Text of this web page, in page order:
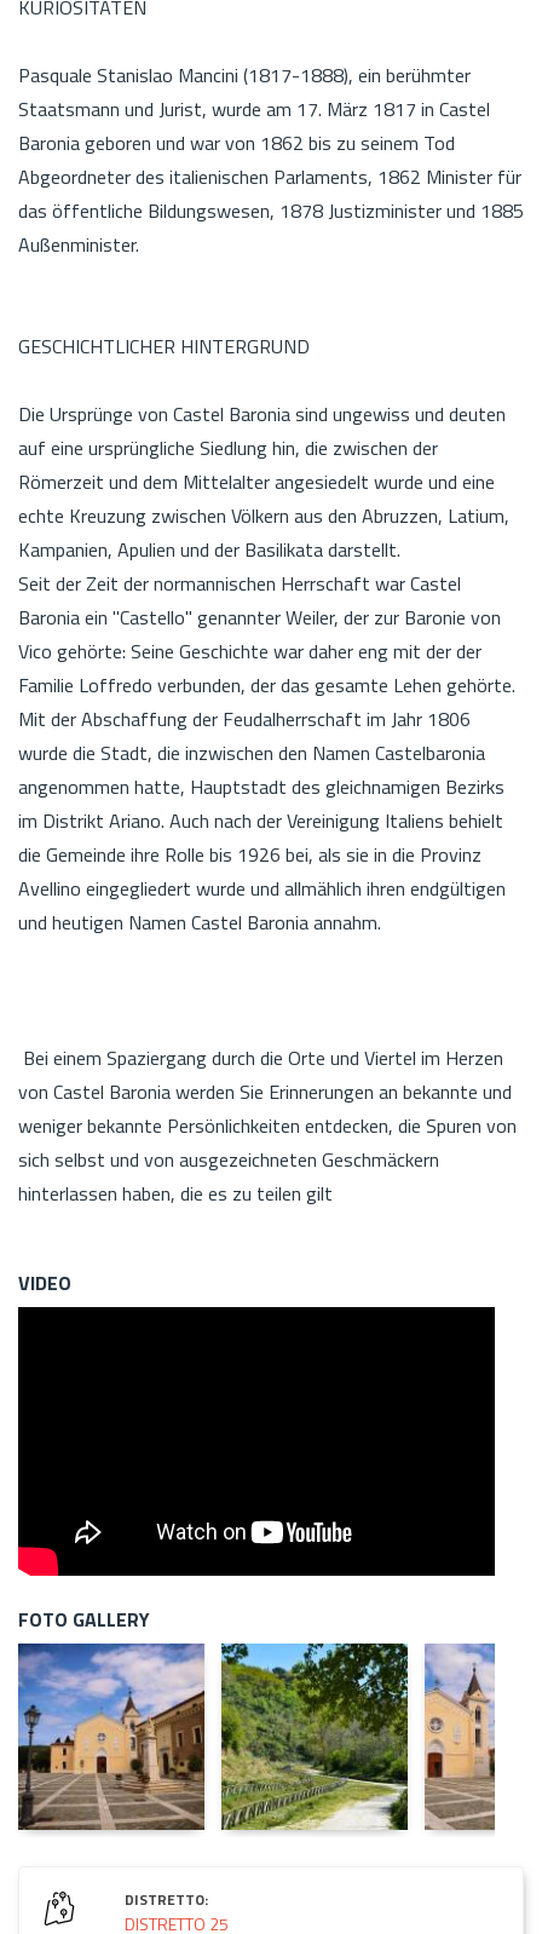
KURIOSITÄTEN
Pasquale Stanislao Mancini (1817-1888), ein berühmter
Staatsmann und Jurist, wurde am 17. März 1817 in Castel
Baronia geboren und war von 1862 bis zu seinem Tod
Abgeordneter des italienischen Parlaments, 1862 Minister für
das öffentliche Bildungswesen, 1878 Justizminister und 1885
Außenminister.
GESCHICHTLICHER HINTERGRUND
Die Ursprünge von Castel Baronia sind ungewiss und deuten
auf eine ursprüngliche Siedlung hin, die zwischen der
Römerzeit und dem Mittelalter angesiedelt wurde und eine
echte Kreuzung zwischen Völkern aus den Abruzzen, Latium,
Kampanien, Apulien und der Basilikata darstellt.
Seit der Zeit der normannischen Herrschaft war Castel
Baronia ein "Castello" genannter Weiler, der zur Baronie von
Vico gehörte: Seine Geschichte war daher eng mit der der
Familie Loffredo verbunden, der das gesamte Lehen gehörte.
Mit der Abschaffung der Feudalherrschaft im Jahr 1806
wurde die Stadt, die inzwischen den Namen Castelbaronia
angenommen hatte, Hauptstadt des gleichnamigen Bezirks
im Distrikt Ariano. Auch nach der Vereinigung Italiens behielt
die Gemeinde ihre Rolle bis 1926 bei, als sie in die Provinz
Avellino eingegliedert wurde und allmählich ihren endgültigen
und heutigen Namen Castel Baronia annahm.
Bei einem Spaziergang durch die Orte und Viertel im Herzen
von Castel Baronia werden Sie Erinnerungen an bekannte und
weniger bekannte Persönlichkeiten entdecken, die Spuren von
sich selbst und von ausgezeichneten Geschmäckern
hinterlassen haben, die es zu teilen gilt
VIDEO
FOTO GALLERY
DISTRETTO:
DISTRETTO 25